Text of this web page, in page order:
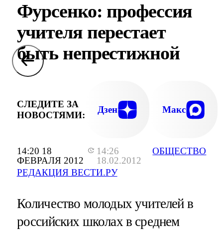
14:20 18
ФЕВРАЛЯ 2012
14:26
18.02.2012
РЕДАКЦИЯ ВЕСТИ.РУ
ОБЩЕСТВО
Фурсенко: профессия
учителя перестает
быть непрестижной
СЛЕДИТЕ ЗА
НОВОСТЯМИ:
Дзен Макс
Количество молодых учителей в
российских школах в среднем